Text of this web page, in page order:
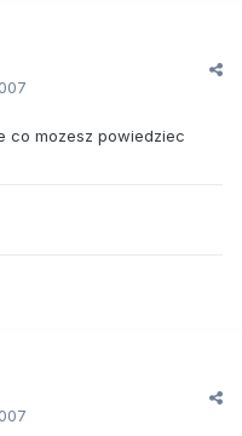
co mozesz powiedziec